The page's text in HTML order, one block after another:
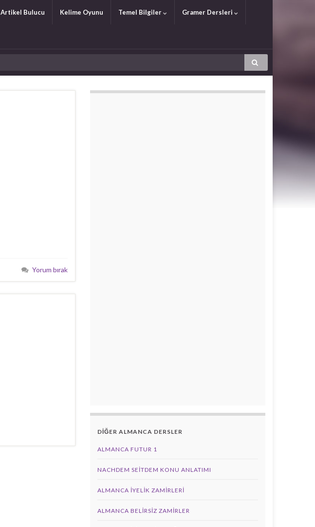
Artikel Bulucu Kelime Oyunu Temel Bilgiler Gramer Dersleri
Yorum bırak
DİĞER ALMANCA DERSLER
ALMANCA FUTUR 1
NACHDEM SEITDEM KONU ANLATIMI
ALMANCA İYELIK ZAMIRLERI
ALMANCA BELIRSIZ ZAMIRLER